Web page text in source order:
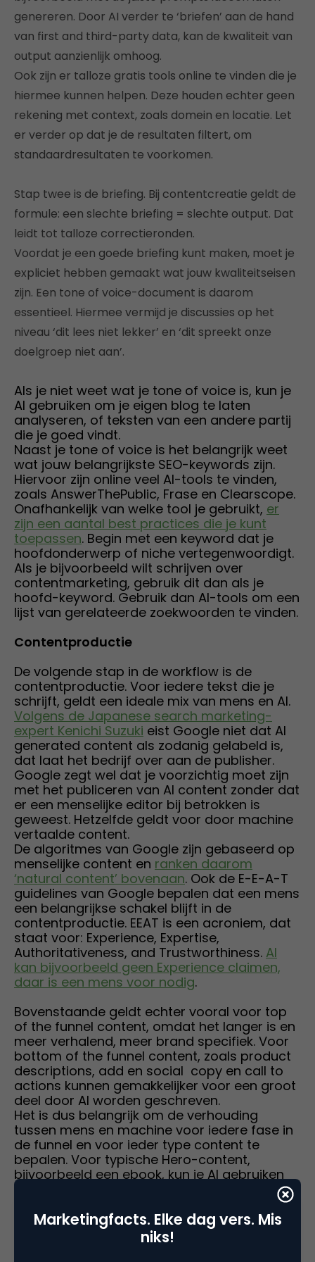
genereren. Door AI verder te ‘briefen’ aan de hand
van first and third-party data, kan de kwaliteit van
output aanzienlijk omhoog.
Ook zijn er talloze gratis tools online te vinden die je
hiermee kunnen helpen. Deze houden echter geen
rekening met context, zoals domein en locatie. Let
er verder op dat je de resultaten filtert, om
standaardresultaten te voorkomen.
Stap twee is de briefing. Bij contentcreatie geldt de
formule: een slechte briefing = slechte output. Dat
leidt tot talloze correctieronden.
Voordat je een goede briefing kunt maken, moet je
expliciet hebben gemaakt wat jouw kwaliteitseisen
zijn. Een tone of voice-document is daarom
essentieel. Hiermee vermijd je discussies op het
niveau ‘dit lees niet lekker’ en ‘dit spreekt onze
doelgroep niet aan’.
Als je niet weet wat je tone of voice is, kun je
AI gebruiken om je eigen blog te laten
analyseren, of teksten van een andere partij
die je goed vindt.
Naast je tone of voice is het belangrijk weet
wat jouw belangrijkste SEO-keywords zijn.
Hiervoor zijn online veel AI-tools te vinden,
zoals AnswerThePublic, Frase en Clearscope.
Onafhankelijk van welke tool je gebruikt, er
zijn een aantal best practices die je kunt
toepassen. Begin met een keyword dat je
hoofdonderwerp of niche vertegenwoordigt.
Als je bijvoorbeeld wilt schrijven over
contentmarketing, gebruik dit dan als je
hoofd-keyword. Gebruik dan AI-tools om een
lijst van gerelateerde zoekwoorden te vinden.
Contentproductie
De volgende stap in de workflow is de
contentproductie. Voor iedere tekst die je
schrijft, geldt een ideale mix van mens en AI.
Volgens de Japanese search marketing-
expert Kenichi Suzuki eist Google niet dat AI
generated content als zodanig gelabeld is,
dat laat het bedrijf over aan de publisher.
Google zegt wel dat je voorzichtig moet zijn
met het publiceren van AI content zonder dat
er een menselijke editor bij betrokken is
geweest. Hetzelfde geldt voor door machine
vertaalde content.
De algoritmes van Google zijn gebaseerd op
menselijke content en ranken daarom
‘natural content’ bovenaan. Ook de E-E-A-T
guidelines van Google bepalen dat een mens
een belangrijkse schakel blijft in de
contentproductie. EEAT is een acroniem, dat
staat voor: Experience, Expertise,
Authoritativeness, and Trustworthiness. AI
kan bijvoorbeeld geen Experience claimen,
daar is een mens voor nodig.
Bovenstaande geldt echter vooral voor top
of the funnel content, omdat het langer is en
meer verhalend, meer brand specifiek. Voor
bottom of the funnel content, zoals product
descriptions, add en social copy en call to
actions kunnen gemakkelijker voor een groot
deel door AI worden geschreven.
Het is dus belangrijk om de verhouding
tussen mens en machine voor iedere fase in
de funnel en voor ieder type content te
bepalen. Voor typische Hero-content,
bijvoorbeeld een ebook, kun je AI gebruiken
voor de outline, de H2 en H3 en key
messages. Je hebt echter een schrijver nodig
met topic expertise om dit aan te vullen met
research, unieke insights en wellicht
interviews met experts. Ga je lager in de
Marketingfacts. Elke dag vers. Mis
niks!